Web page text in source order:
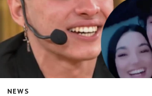
NEWS